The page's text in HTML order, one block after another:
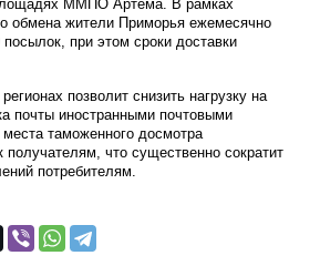
ММПО Артема. В рамках
обмена жители Приморья ежемесячно
при этом сроки доставки
позволит снизить нагрузку на
почты иностранными почтовыми
таможенного досмотра
что существенно сократит
потребителям.